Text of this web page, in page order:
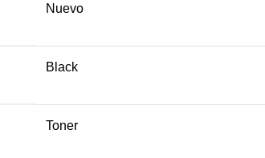
Nuevo
Black
Toner